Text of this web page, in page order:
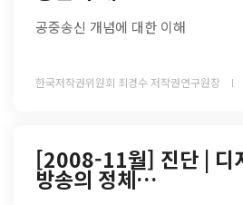
공중송신 개념에 대한 이해
한국저작권위원회 최경수 저작권연구원장
[2008-11월] 진단 | 디
방송의 정체…